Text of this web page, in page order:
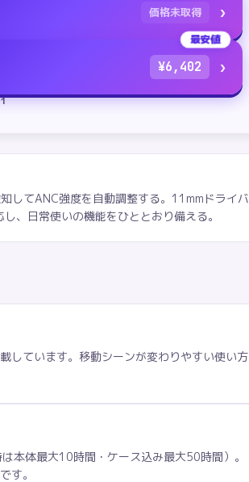
価格未取得 ›
最安値
¥6,402 ›
してANC強度を自動調整する。11mmドライバ
、日常使いの機能をひととおり備える。
しています。移動シーンが変わりやすい使い方
本体最大10時間・ケース込み最大50時間）。
す。